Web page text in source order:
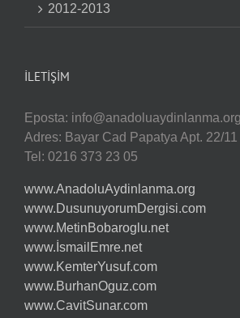
2012-2013
İLETIŞIM
Eposta: info@anadoluaydinlanma.org
Adres: Bayar Cad Papatya Apt. 22/11
Tel: 0216 373 23 05
www.AnadoluAydinlanma.org
www.DusunuyorumDergisi.com
www.MetinBobaroglu.net
www.İsmailEmre.net
www.KemterYusuf.com
www.BurhanOguz.com
www.CavitSunar.com